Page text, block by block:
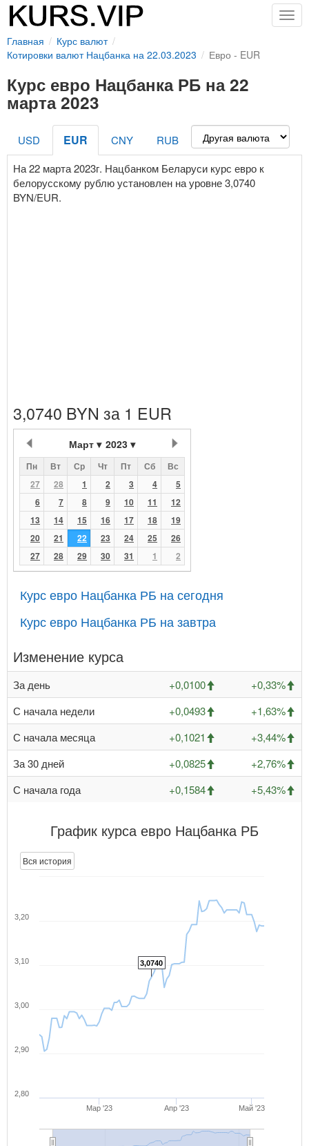
Главная
Курс валют
Котировки валют Нацбанка на 22.03.2023
Евро - EUR
Курс евро Нацбанка РБ на 22
марта 2023
USD EUR CNY
RUB
На 22 марта 2023г. Нацбанком Беларуси курс евро к
белорусскому рублю установлен на уровне 3,0740
BYN/EUR.
3,0740 BYN за 1 EUR
Март 2023
Пн Вт Ср Чт Пт Сб
Вс
27
28 1 2 3 4
5
6
7 8 9 10 11
12
13
14 15 16 17 18
19
20
21 22 23 24 25
26
27
28 29 30 31 1 2
Курс евро Нацбанка РБ на сегодня
Курс евро Нацбанка РБ на завтра
Изменение курса
За день +0,0100
+0,33%
С начала недели
+0,0493
+1,63%
С начала месяца
+0,1021
+3,44%
За 30 дней
+0,0825
+2,76%
С начала года
+0,1584 +5,43%
График курса евро Нацбанка РБ
Вся история
3,0740
Мар '23 Апр '23 Май '23
2,80
2,90
3,00
3,10
3,20